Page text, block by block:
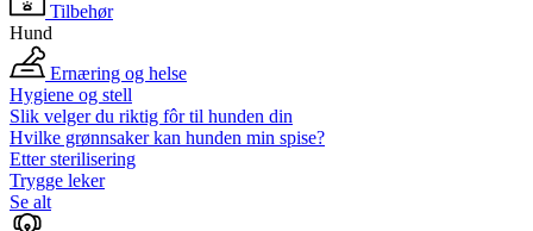
Tilbehør
Hund
Ernæring og helse
Hygiene og stell
Slik velger du riktig fôr til hunden din
Hvilke grønnsaker kan hunden min spise?
Etter sterilisering
Trygge leker
Se alt